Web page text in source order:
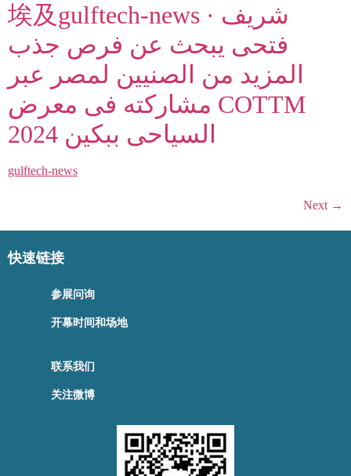
埃及gulftech-news · شريف
فتحى يبحث عن فرص جذب
المزيد من الصنيين لمصر عبر
مشاركته فى معرض COTTM
2024 السياحى ببكين
gulftech-news
Next →
快速链接
参展问询
开幕时间和场地
联系我们
关注微博